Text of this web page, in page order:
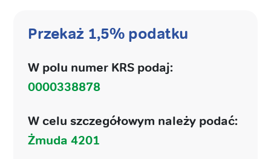
Przekaż 1,5% podatku
W polu numer KRS podaj:
0000338878
W celu szczegółowym należy podać:
Żmuda 4201